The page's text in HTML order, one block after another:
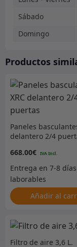
Sábado
Domingo
Productos
Paneles
delantero 2/4
668.00€
Añadir al
Filtro de aire 3,6 L.